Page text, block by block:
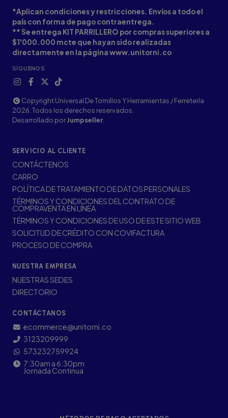
*Aplican condiciones y restricciones. Envíos a todo el
país con forma de pago contraentrega.
** Se entrega KIT PARRILLERO por compras superiores a
$1'000.000 mcte que hayan sido realizadas
directamente en la página www.unitorni.co
SÍGUENOS
Copyright Universal De Tornillos Y Herramientas / Ferretería
2026. Todos los derechos reservados.
Desarrollado porJumpseller
SERVICIO AL CLIENTE
CONTÁCTENOS
CARRO
POLÍTICA DE TRATAMIENTO DE DATOS PERSONALES
TÉRMINOS Y CONDICIONES DEL CONTRATO DE
COMPRAVENTA EN LÍNEA
TÉRMINOS Y CONDICIONES DE USO DE ESTE SITIO WEB
SOLICITUD DE CRÉDITO CON COVIFACTURA
PROCESO DE COMPRA
NUESTRA EMPRESA
NUESTRAS SEDES
DIRECTORIO
CONTÁCTANOS
ecommerce@unitorni.co
3123209999
573232759924
7:30am a 6:30pm
Jornada Continua